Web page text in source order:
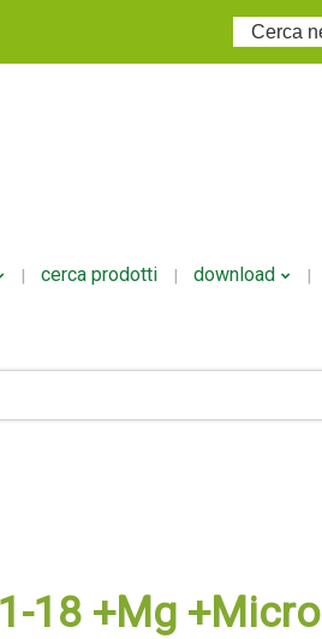
Cerca...
Polveri/granulari
cerca prodotti download
18 +Mg +Micro